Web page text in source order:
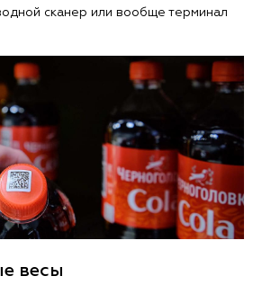
сканер или вообще терминал
весы